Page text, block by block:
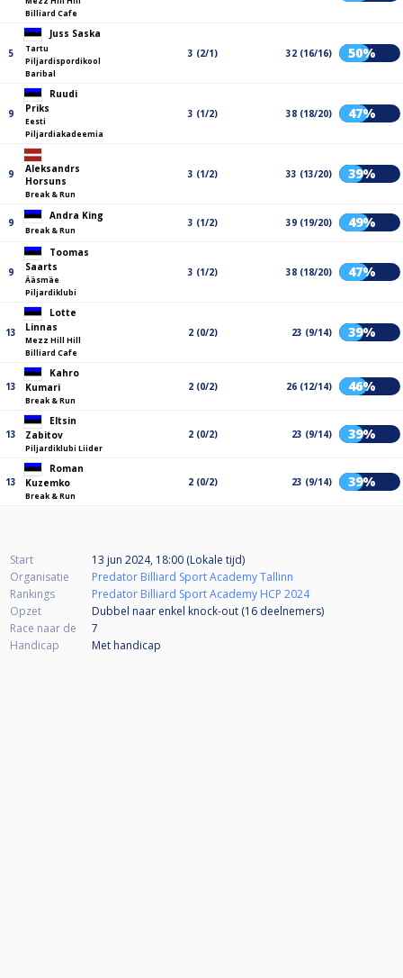
Billiard Cafe
5
Juss Saska
Tartu
Piljardispordikool
Baribal
3 (2/1) 32 (16/16) 50%
9
Ruudi
Priks
Eesti
Piljardiakadeemia
3 (1/2) 38 (18/20) 47%
9
Aleksandrs
Horsuns
Break & Run
3 (1/2) 33 (13/20) 39%
9
Andra King
Break & Run
3 (1/2) 39 (19/20) 49%
9
Toomas
Saarts
Ääsmäe
Piljardiklubi
3 (1/2) 38 (18/20) 47%
13
Lotte
Linnas
Mezz Hill Hill
Billiard Cafe
2 (0/2) 23 (9/14) 39%
13
Kahro
Kumari
Break & Run
2 (0/2) 26 (12/14) 46%
13
Eltsin
Zabitov
Piljardiklubi Liider
2 (0/2) 23 (9/14) 39%
13
Roman
Kuzemko
Break & Run
2 (0/2) 23 (9/14) 39%
Start
13 jun 2024, 18:00 (Lokale tijd)
Organisatie
Predator Billiard Sport Academy Tallinn
Rankings
Predator Billiard Sport Academy HCP 2024
Opzet
Dubbel naar enkel knock-out (16 deelnemers)
Race naar de
7
Handicap
Met handicap